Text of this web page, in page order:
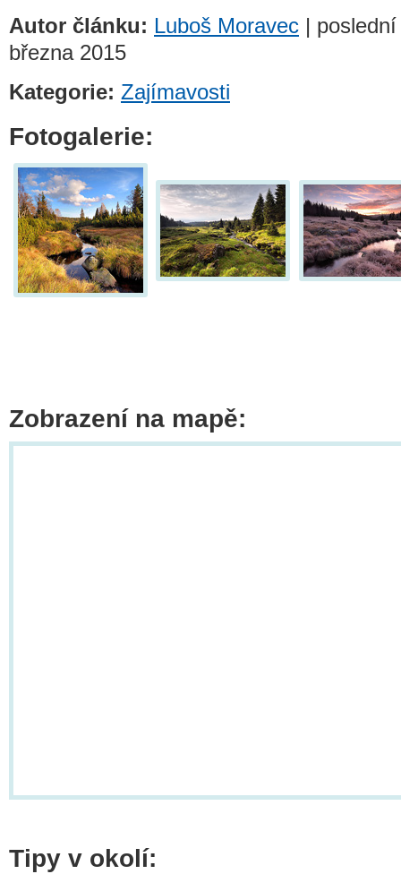
Autor článku: Luboš Moravec |
března 2015
Kategorie: Zajímavosti
Fotogalerie:
Zobrazení na mapě:
Tipy v okolí: